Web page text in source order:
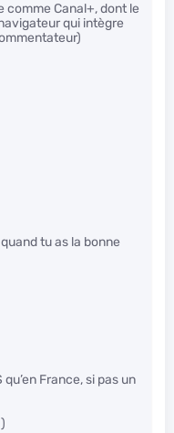
Canal+, dont le
qui intègre
tu as la bonne
France, si pas un